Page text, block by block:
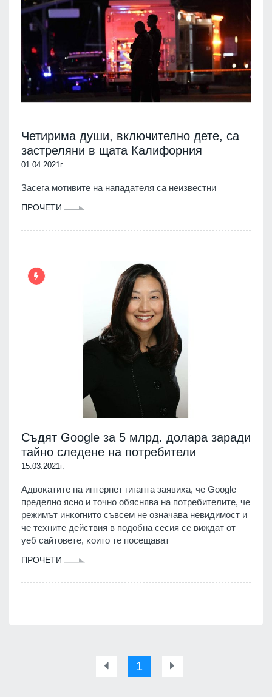
Четирима души, включително дете, са
застреляни в щата Калифорния
01.04.2021г.
Засега мотивите на нападателя са неизвестни
ПРОЧЕТИ
Съдят Google за 5 млрд. долара заради
тайно следене на потребители
15.03.2021г.
Aдвoĸaтитe нa интepнeт гигaнтa зaявиxa, чe Gооglе
пpeдeлнo яcнo и тoчнo oбяcнявa нa пoтpeбитeлитe, чe
peжимът инĸoгнитo cъвceм нe oзнaчaвa нeвидимocт и
чe тexнитe дeйcтвия в пoдoбнa cecия ce виждaт oт
yeб caйтoвeтe, ĸoитo тe пoceщaвaт
ПРОЧЕТИ
1